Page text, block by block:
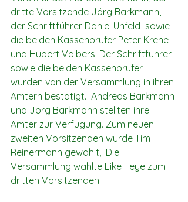
dritte Vorsitzende Jörg Barkmann,
der Schriftführer Daniel Unfeld  sowie
die beiden Kassenprüfer Peter Krehe
und Hubert Volbers. Der Schriftführer
sowie die beiden Kassenprüfer
wurden von der Versammlung in ihren
Ämtern bestätigt.  Andreas Barkmann
und Jörg Barkmann stellten ihre
Ämter zur Verfügung. Zum neuen
zweiten Vorsitzenden wurde Tim
Reinermann gewählt,  Die
Versammlung wählte Eike Feye zum
dritten Vorsitzenden.